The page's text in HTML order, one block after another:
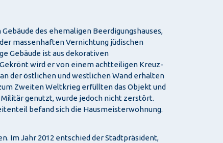
des ehemaligen Beerdigungshauses,
massenhaften Vernichtung jüdischen
Gebäude ist aus dekorativen
wird er von einem achtteiligen Kreuz-
der östlichen und westlichen Wand erhalten
Zweiten Weltkrieg erfüllten das Objekt und
Militär genutzt, wurde jedoch nicht zerstört.
befand sich die Hausmeisterwohnung.
Im Jahr 2012 entschied der Stadtpräsident,